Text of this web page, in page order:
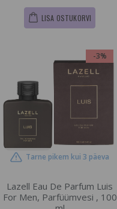
LISA OSTUKORVI
-3%
Tarne pikem kui 3 päeva
Lazell Eau De Parfum Luis
For Men, Parfüümvesi , 100